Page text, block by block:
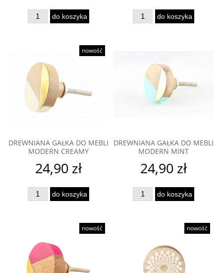
do koszyka do koszyka
DREWNIANA GAŁKA DO MEBLI
MODERN CREAMY
24,90 zł
do koszyka
nowość
DREWNIANA GAŁKA DO MEBLI
MODERN MINT
24,90 zł
do koszyka
nowość nowość